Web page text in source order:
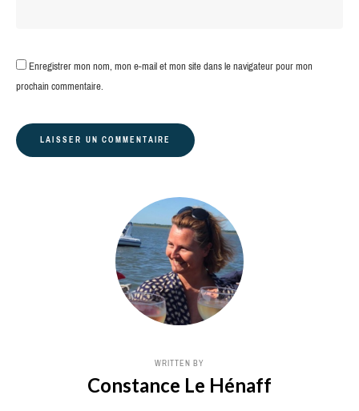
Enregistrer mon nom, mon e-mail et mon site dans le navigateur pour mon
prochain commentaire.
WRITTEN BY
Constance Le Hénaff